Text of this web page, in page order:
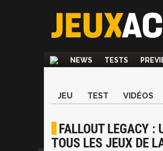
NEWS TESTS
JEU TEST VIDÉOS
FALLOUT LEGACY
TOUS LES JEUX DE